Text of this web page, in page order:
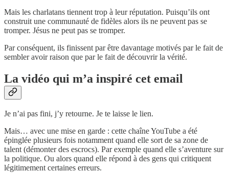
Mais les charlatans tiennent trop à leur réputation. Puisqu’ils ont
construit une communauté de fidèles alors ils ne peuvent pas se
tromper. Jésus ne peut pas se tromper.
Par conséquent, ils finissent par être davantage motivés par le fait de
sembler avoir raison que par le fait de découvrir la vérité.
La vidéo qui m’a inspiré cet email
Je n’ai pas fini, j’y retourne. Je te laisse le lien.
Mais… avec une mise en garde : cette chaîne YouTube a été
épinglée plusieurs fois notamment quand elle sort de sa zone de
talent (démonter des escrocs). Par exemple quand elle s’aventure sur
la politique. Ou alors quand elle répond à des gens qui critiquent
légitimement certaines erreurs.